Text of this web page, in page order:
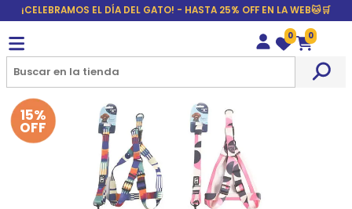
¡CELEBRAMOS EL DÍA DEL GATO! - HASTA 25% OFF EN LA WEB🐱🛒
Wishlist
0
Carrito
0
15%
OFF